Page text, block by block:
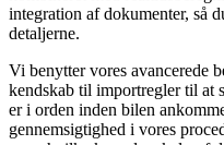
integration af dokumenter, så
detaljerne.
Vi benytter vores avancerede
kendskab til importregler til at
er i orden inden bilen
gennemsigtighed i vores